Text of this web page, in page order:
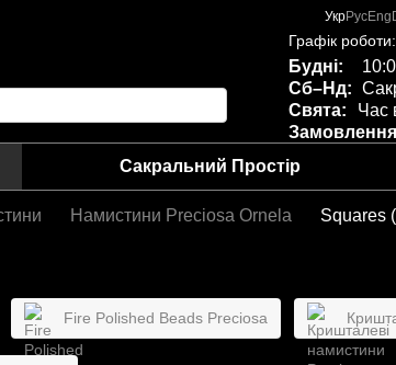
УкрРусEng
Графік роботи:
Будні:
Сб–Нд:
Свята:
Час
Замовлення
Сакральний Простір
Намистини Preciosa Ornela Squares
Fire Polished Beads Preciosa